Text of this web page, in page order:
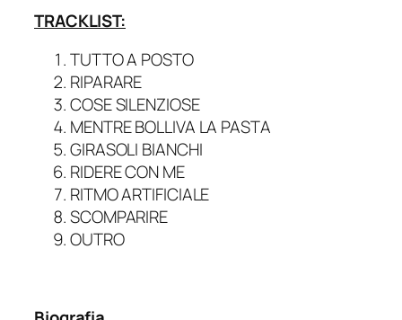
TRACKLIST:
TUTTO A POSTO
RIPARARE
COSE SILENZIOSE
MENTRE BOLLIVA LA PASTA
GIRASOLI BIANCHI
RIDERE CON ME
RITMO ARTIFICIALE
SCOMPARIRE
OUTRO